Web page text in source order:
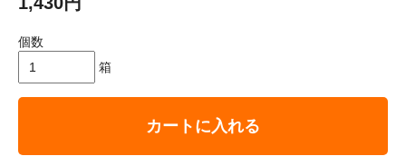
個数
箱
カートに入れる